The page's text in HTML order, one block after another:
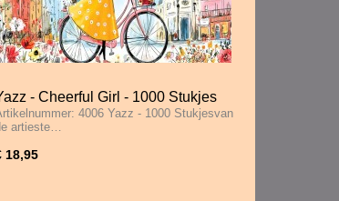
- Cheerful Girl - 1000 Stukjes
4006 Yazz - 1000 Stukjesvan
artieste…
18,95